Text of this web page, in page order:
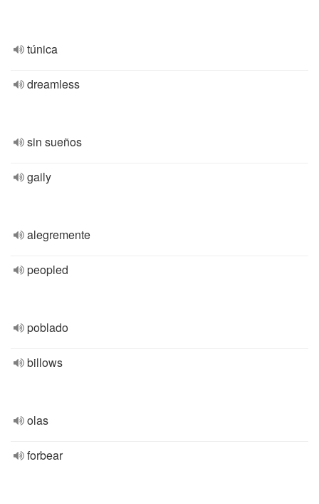
túnica
dreamless
sin sueños
gaily
alegremente
peopled
poblado
billows
olas
forbear